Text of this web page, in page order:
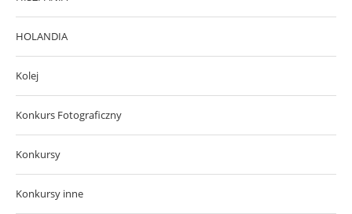
HOLANDIA
Kolej
Konkurs Fotograficzny
Konkursy
Konkursy inne